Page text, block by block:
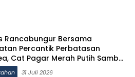
Rancabungur Bersama
Percantik Perbatasan
Cat Pagar Merah Putih Sambut
81 31 Juli 2026